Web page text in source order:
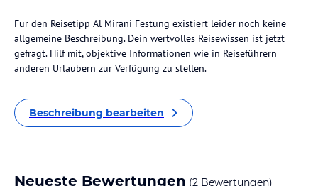
Für den Reisetipp Al Mirani Festung existiert leider noch keine
allgemeine Beschreibung. Dein wertvolles Reisewissen ist jetzt
gefragt. Hilf mit, objektive Informationen wie in Reiseführern
anderen Urlaubern zur Verfügung zu stellen.
Beschreibung bearbeiten
Neueste Bewertungen (2 Bewertungen)